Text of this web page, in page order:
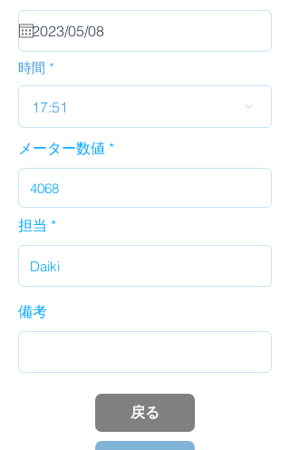
u
i
d
時間
17:51
メーター数値
担当
備考
戻る